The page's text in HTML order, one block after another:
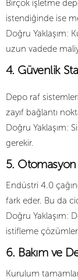
Birçok işletme
istendiğinde ise
Doğru Yaklaşım:
uzun vadede
4. Güvenlik
Depo raf
zayıf bağlantı
Doğru Yaklaşım:
gerekir.
5. Otomasyon
Endüstri 4.0
fark eder. Bu da
Doğru Yaklaşım:
istifleme
6. Bakım ve
Kurulum